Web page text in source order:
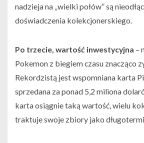
nadzieja na „wielki połów” są
doświadczenia kolekcjonerskiego.
Po trzecie, wartość inwestycyjna –
Pokemon z biegiem czasu znacząco
Rekordzistą jest wspomniana karta
sprzedana za ponad 5,2 miliona
karta osiągnie taką wartość, wielu
traktuje swoje zbiory jako